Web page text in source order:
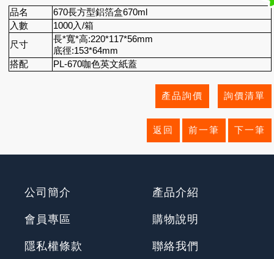
品名
670長方型鋁箔盒670ml
入數
1000入/箱
尺寸
長*寬*高:220*117*56mm
底徑:153*64mm
搭配
PL-670咖色英文紙蓋
公司簡介 產品介紹
會員專區 購物說明
隱私權條款 聯絡我們